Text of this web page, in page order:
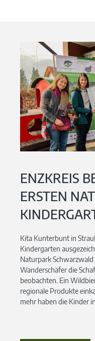
ENZKREIS
ERSTEN
Kita Kunterbunt in
Kindergarten
Naturpark
Wanderschäfer die
beobachten. Ein
regionale Produkte
mehr haben die Kinder